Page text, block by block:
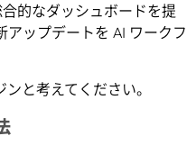
的なダッシュボードを提
アップデートを AI ワークフ
と考えてください。